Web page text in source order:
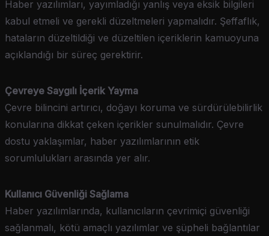
Haber yazılımları, yayımladığı yanlış veya eksik bilgileri
kabul etmeli ve gerekli düzeltmeleri yapmalıdır. Şeffaflık,
hataların düzeltildiği ve düzeltilen içeriklerin kamuoyuna
açıklandığı bir süreç gerektirir.
Çevreye Saygılı İçerik Yayma
Çevre bilincini artırıcı, doğayı koruma ve sürdürülebilirlik
konularına dikkat çeken içerikler sunulmalıdır. Çevre
dostu yaklaşımlar, haber yazılımlarının etik
sorumlulukları arasında yer alır.
Kullanıcı Güvenliği Sağlama
Haber yazılımlarında, kullanıcıların çevrimiçi güvenliği
sağlanmalı, kötü amaçlı yazılımlar ve şüpheli bağlantılar